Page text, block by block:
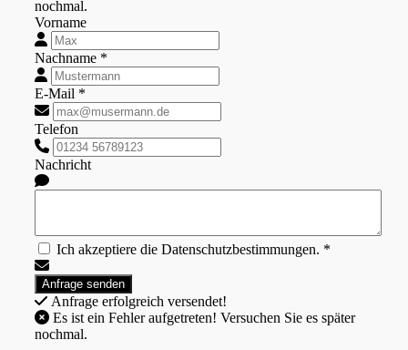
nochmal.
Vorname
Nachname *
E-Mail *
Telefon
Nachricht
Ich akzeptiere die Datenschutzbestimmungen. *
Anfrage erfolgreich versendet!
nochmal.